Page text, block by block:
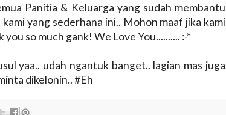
Panitia & Keluarga yang sudah membantu
yang sederhana ini.. Mohon maaf jika kami
so much gank! We Love You.......... :-*
yaa.. udah ngantuk banget.. lagian mas juga
dikelonin.. #Eh